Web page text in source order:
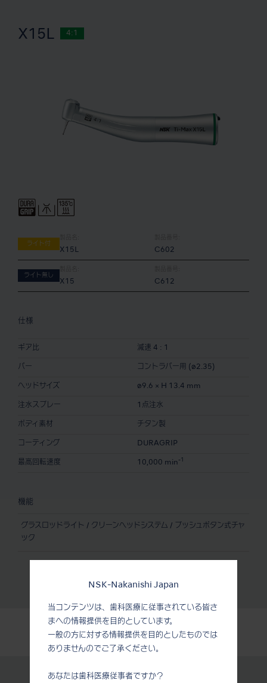
NSK-Nakanishi Japan
当コンテンツは、歯科医療に従事されている皆さ
まへの情報提供を目的としています。
一般の方に対する情報提供を目的としたものでは
ありませんのでご了承ください。
あなたは歯科医療従事者ですか？
X15L 4:1
ライト付
X15L C602
ライト無し
X15 C612
仕様
ギア比 減速 4 : 1
バー コントラバー用 (ø2.35)
ヘッドサイズ ø9.6 × H 13.4 mm
注水スプレー 1点注水
ボディ素材 チタン製
コーティング DURAGRIP
最高回転速度 10,000 min -1
機能
グラスロッドライト / クリーンヘッドシステム / プッシュボタン式チャ
ック